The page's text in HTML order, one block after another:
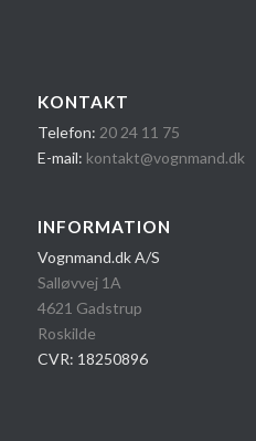
KONTAKT
Telefon: 20 24 1​1 75
E-mail: kontakt@vognmand.dk
INFORMATION
Vognmand.dk A/S
Salløvvej 1A
4621 Gadstrup
Roskilde
CVR: 18250896